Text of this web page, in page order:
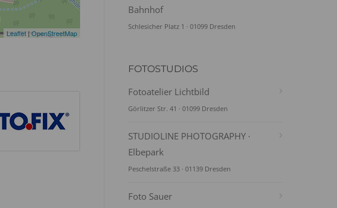
Leaflet| OpenStreetMap
Bahnhof
Schlesicher Platz 1 · 01099 Dresden
FOTOSTUDIOS
Fotoatelier Lichtbild
Görlitzer Str. 41 · 01099 Dresden
STUDIOLINE PHOTOGRAPHY ·
Elbepark
Peschelstraße 33 · 01139 Dresden
Foto Sauer